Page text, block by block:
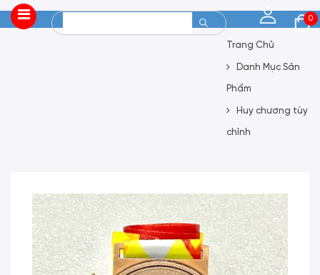
0
Trang Chủ
Danh Mục Sản
Phẩm
Huy chương tùy
chỉnh